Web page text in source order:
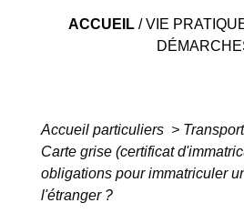
ACCUEIL /VIE
Accueil particuliers >
Carte grise (certificat
obligations pour immatriculer
l'étranger ?